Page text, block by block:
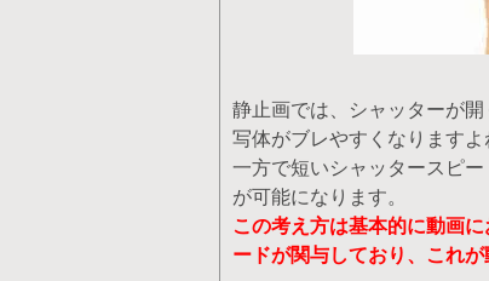
静止画では、シャッターが
写体がブレやすくなりますよ
一方で短いシャッタースピ
が可能になります。
この考え方は基本的に動画
ードが関与しており、これ